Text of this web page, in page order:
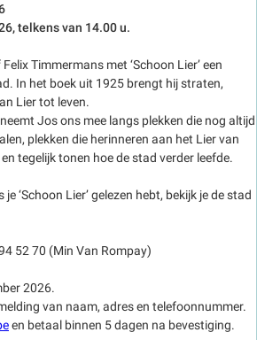
telkens van 14.00 u.
Timmermans met ‘Schoon Lier’ een
In het boek uit 1925 brengt hij straten,
Lier tot leven.
Jos ons mee langs plekken die nog altijd
plekken die herinneren aan het Lier van
tegelijk tonen hoe de stad verder leefde.
‘Schoon Lier’ gelezen hebt, bekijk je de stad
52 70 (Min Van Rompay)
2026.
van naam, adres en telefoonnummer.
en betaal binnen 5 dagen na bevestiging.